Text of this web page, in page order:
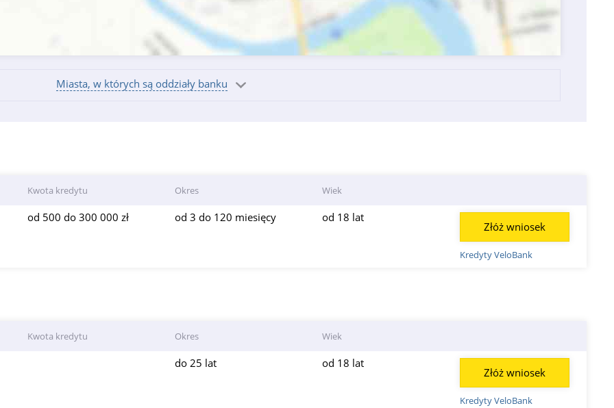
Miasta, w których są oddziały banku
Kwota kredytu Okres Wiek
od 500 do 300 000 zł od 3 do 120 miesięcy od 18 lat
Kredyty VeloBank
Złóż wniosek
Kwota kredytu Okres Wiek
do 25 lat od 18 lat
Kredyty VeloBank
Złóż wniosek